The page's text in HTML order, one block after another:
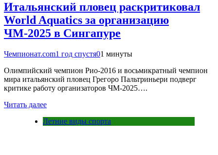
Итальянский пловец раскритиковал
World Aquatics за организацию
ЧМ-2025 в Сингапуре
Чемпионат.com1 год спустя01 минуты
Олимпийский чемпион Рио-2016 и восьмикратный чемпион
мира итальянский пловец Грегоро Пальтриньери подверг
критике работу организаторов ЧМ-2025….
Читать далее
Летние виды спорта